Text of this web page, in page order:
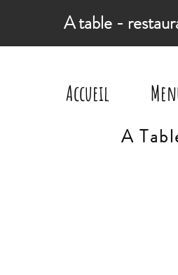
A table -
Accueil
A